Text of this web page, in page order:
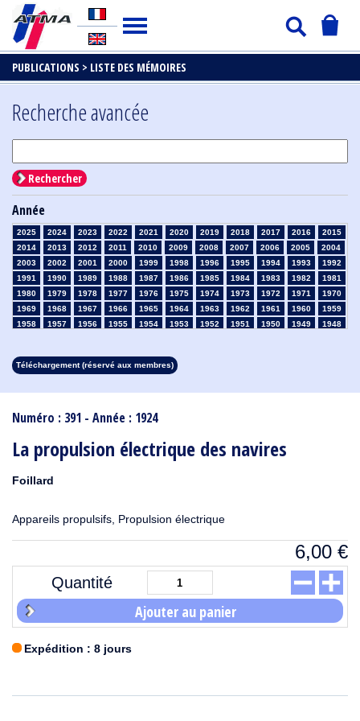
PUBLICATIONS > LISTE DES MÉMOIRES
Numéro : 391 - Année : 1924
La propulsion électrique des navires
Foillard
Appareils propulsifs, Propulsion électrique
6,00 €
Quantité
Ajouter au panier
Expédition : 8 jours
Recherche avancée
Rechercher
Année
2025 2024 2023 2022 2021 2020 2019 2018 2017 2016
2015
2014
2013 2012 2011 2010 2009 2008 2007 2006 2005
2004
2003
2002 2001 2000 1999 1998 1996 1995 1994 1993
1992
1991
1990 1989 1988 1987 1986 1985 1984 1983 1982
1981
1980
1979 1978 1977 1976 1975 1974 1973 1972 1971
1970
1969
1968 1967 1966 1965 1964 1963 1962 1961 1960
1959
1958
1957 1956 1955 1954 1953 1952 1951 1950 1949
1948
1913
1912 1911 1910 1909 1908
Téléchargement (réservé aux membres)